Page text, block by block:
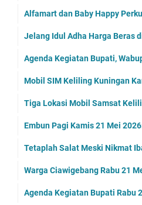
Alfamart dan Baby Happy
Jelang Idul Adha Harga Beras
Agenda Kegiatan Bupati,
Mobil SIM Keliling Kuningan
Tiga Lokasi Mobil Samsat
Embun Pagi Kamis 21 Mei
Tetaplah Salat Meski Nikmat
Warga Ciawigebang Rabu 21
Agenda Kegiatan Bupati Rabu